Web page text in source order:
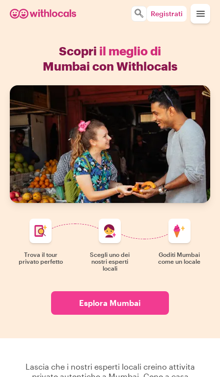
Registrati
Scopri il meglio di
Mumbai con Withlocals
Trova il tour
privato perfetto
Scegli uno dei
nostri esperti
locali
Goditi Mumbai
come un locale
Esplora Mumbai
Lascia che i nostri esperti locali creino attivita